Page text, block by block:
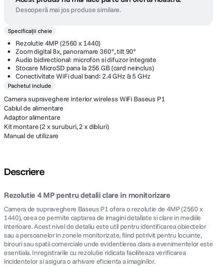
Descoperă mai jos produse similare.
Specificații cheie
Rezolutie 4MP (2560 x 1440)
Zoom digital 8x, panoramare 360°, tilt 90°
Audio bidirectional: microfon si difuzor integrate
Stocare MicroSD pana la 256 GB (card neinclus)
Conectivitate WiFi dual band: 2.4 GHz & 5 GHz
Pachetul include
Camera supraveghere interior wireless WiFi Baseus P1
Cablul de alimentare
Adaptor alimentare
Kit montare (2 x suruburi, 2 x dibluri)
Manual de utilizare
Descriere
Rezolutie 4 MP pentru detalii clare in monitorizare
Camera de supraveghere Baseus P1 ofera o rezolutie de 4MP (2560 x
1440), ceea ce permite captarea de imagini detaliate si clare in mediile
interioare. Acest nivel de detaliu este util pentru identificarea obiectelor
sau a persoanelor in zonele monitorizate, fiind potrivit pentru locuinte,
birouri sau spatii comerciale unde evidentierea clara a evenimentelor este
esentiala. Inregistrarile cu rezolutie ridicata faciliteaza verificarea
incidentelor si asigura o arhivare eficienta a imaginilor.